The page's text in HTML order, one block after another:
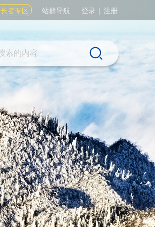
长者专区 站群导航 登录 | 注册